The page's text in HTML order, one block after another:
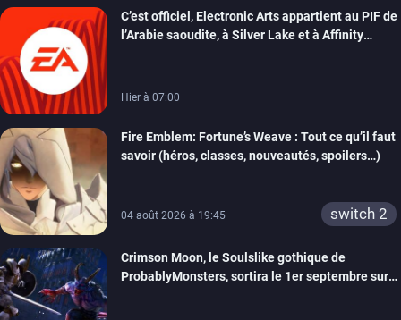
C’est officiel, Electronic Arts appartient au PIF de
l’Arabie saoudite, à Silver Lake et à Affinity
Hier à 07:00
Fire Emblem: Fortune’s Weave : Tout ce qu’il faut
savoir (héros, classes, nouveautés, spoilers…)
04 août 2026 à 19:45 switch 2
Crimson Moon, le Soulslike gothique de
ProbablyMonsters, sortira le 1er septembre sur